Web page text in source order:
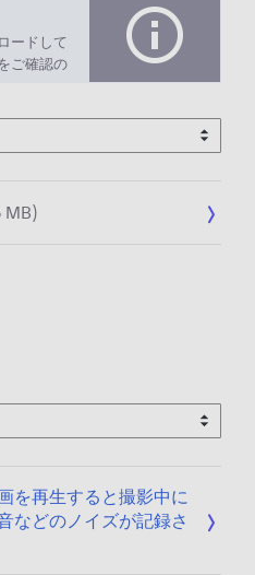
ードして
ご確認の
MB)公
/
1
8
を再生すると撮影中に
などのノイズが記録さ